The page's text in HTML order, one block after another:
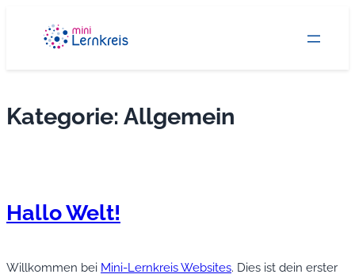
springen
Kategorie: Allgemein
Hallo Welt!
Willkommen bei Mini-Lernkreis Websites. Dies ist dein erster